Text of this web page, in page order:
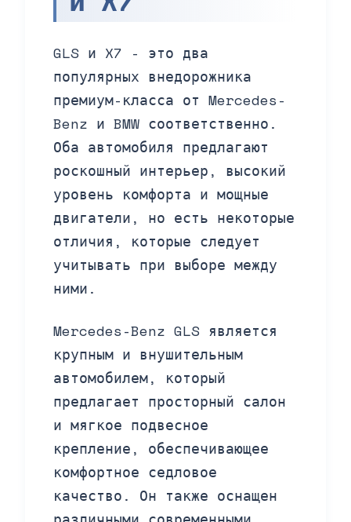
GLS и X7 - это два
популярных внедорожника
премиум-класса от Mercedes-
Benz и BMW соответственно.
Оба автомобиля предлагают
роскошный интерьер, высокий
уровень комфорта и мощные
двигатели, но есть некоторые
отличия, которые следует
учитывать при выборе между
ними.
Mercedes-Benz GLS является
крупным и внушительным
автомобилем, который
предлагает просторный салон
и мягкое подвесное
крепление, обеспечивающее
комфортное седловое
качество. Он также оснащен